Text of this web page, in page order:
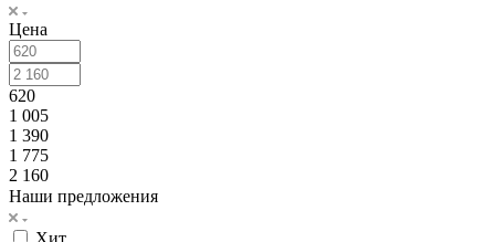
Цена
620
1 005
1 390
1 775
2 160
Наши предложения
Хит